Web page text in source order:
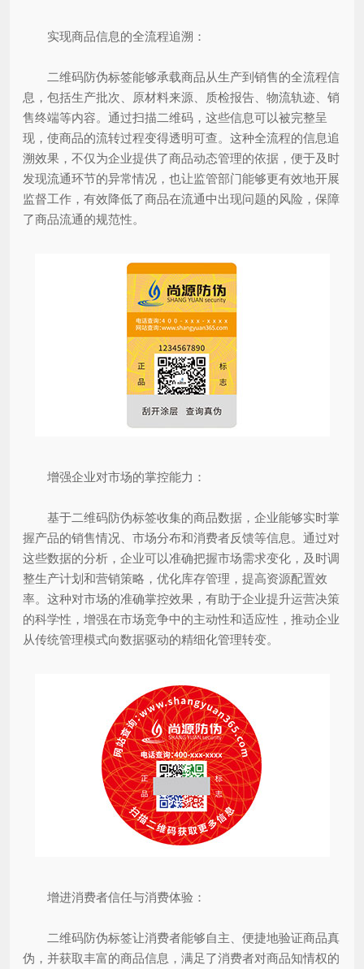
实现商品信息的全流程追溯：
二维码防伪标签能够承载商品从生产到销售的全流程信
息，包括生产批次、原材料来源、质检报告、物流轨迹、销
售终端等内容。通过扫描二维码，这些信息可以被完整呈
现，使商品的流转过程变得透明可查。这种全流程的信息追
溯效果，不仅为企业提供了商品动态管理的依据，便于及时
发现流通环节的异常情况，也让监管部门能够更有效地开展
监督工作，有效降低了商品在流通中出现问题的风险，保障
了商品流通的规范性。
增强企业对市场的掌控能力：
基于二维码防伪标签收集的商品数据，企业能够实时掌
握产品的销售情况、市场分布和消费者反馈等信息。通过对
这些数据的分析，企业可以准确把握市场需求变化，及时调
整生产计划和营销策略，优化库存管理，提高资源配置效
率。这种对市场的准确掌控效果，有助于企业提升运营决策
的科学性，增强在市场竞争中的主动性和适应性，推动企业
从传统管理模式向数据驱动的精细化管理转变。
增进消费者信任与消费体验：
二维码防伪标签让消费者能够自主、便捷地验证商品真
伪，并获取丰富的商品信息，满足了消费者对商品知情权的